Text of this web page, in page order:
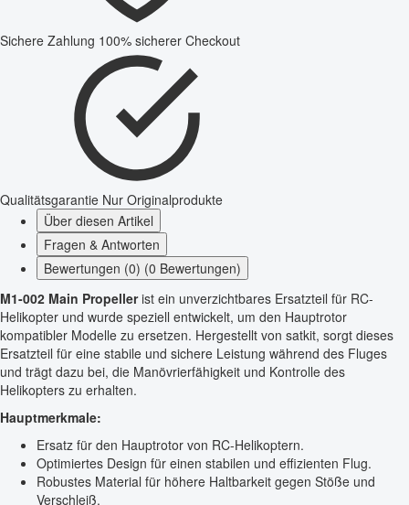
Sichere Zahlung 100% sicherer Checkout
Qualitätsgarantie Nur Originalprodukte
Über diesen Artikel
Fragen & Antworten
Bewertungen (0) (0 Bewertungen)
M1-002 Main Propellerist ein unverzichtbares Ersatzteil für RC-
Helikopter und wurde speziell entwickelt, um den Hauptrotor
kompatibler Modelle zu ersetzen. Hergestellt von satkit, sorgt dieses
Ersatzteil für eine stabile und sichere Leistung während des Fluges
und trägt dazu bei, die Manövrierfähigkeit und Kontrolle des
Helikopters zu erhalten.
Hauptmerkmale:
Ersatz für den Hauptrotor von RC-Helikoptern.
Optimiertes Design für einen stabilen und effizienten Flug.
Robustes Material für höhere Haltbarkeit gegen Stöße und
Verschleiß.